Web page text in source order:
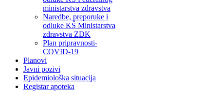
ministarstva zdravstva
Naredbe, preporuke i
odluke KŠ Ministarstva
zdravstva ZDK
Plan pripravnosti-
COVID-19
Planovi
Javni pozivi
Epidemiološka situacija
Registar apoteka